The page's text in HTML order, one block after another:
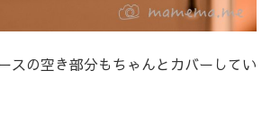
スの空き部分もちゃんとカバーしてい